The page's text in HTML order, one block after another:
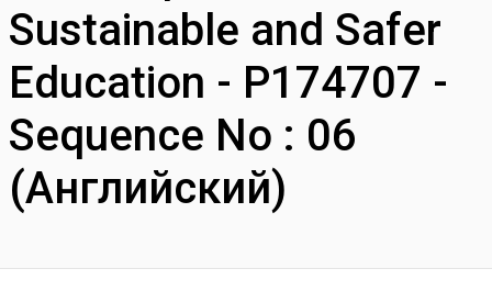
Sustainable and Safer
Education - P174707 -
Sequence No : 06
(Английский)